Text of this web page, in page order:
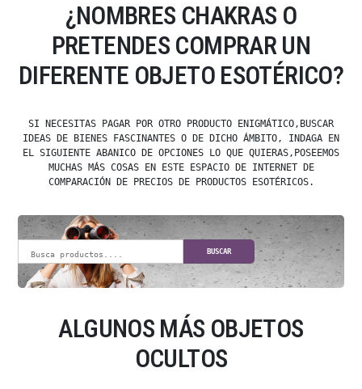
¿NOMBRES CHAKRAS O
PRETENDES COMPRAR UN
DIFERENTE OBJETO ESOTÉRICO?
SI NECESITAS PAGAR POR OTRO PRODUCTO ENIGMÁTICO,BUSCAR
IDEAS DE BIENES FASCINANTES O DE DICHO ÁMBITO, INDAGA EN
EL SIGUIENTE ABANICO DE OPCIONES LO QUE QUIERAS,POSEEMOS
MUCHAS MÁS COSAS EN ESTE ESPACIO DE INTERNET DE
COMPARACIÓN DE PRECIOS DE PRODUCTOS ESOTÉRICOS.
BUSCAR
ALGUNOS MÁS OBJETOS
OCULTOS